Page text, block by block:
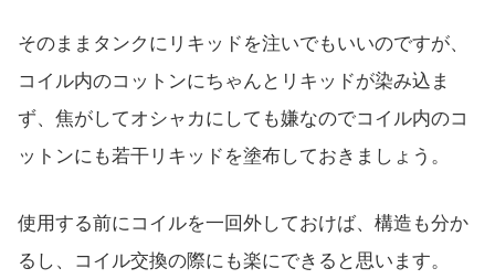
そのままタンクにリキッドを注いでもいいのですが、
コイル内のコットンにちゃんとリキッドが染み込ま
ず、焦がしてオシャカにしても嫌なのでコイル内のコ
ットンにも若干リキッドを塗布しておきましょう。
使用する前にコイルを一回外しておけば、構造も分か
るし、コイル交換の際にも楽にできると思います。